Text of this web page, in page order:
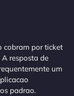
cobram por ticket
resposta de
um
padrao.